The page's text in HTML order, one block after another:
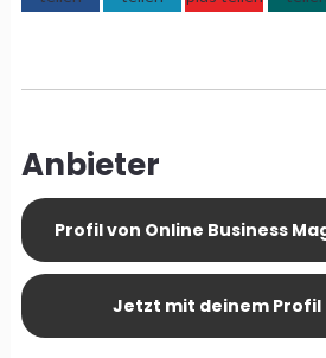
Anbieter
Profil von Online Business
Jetzt mit deinem Profil